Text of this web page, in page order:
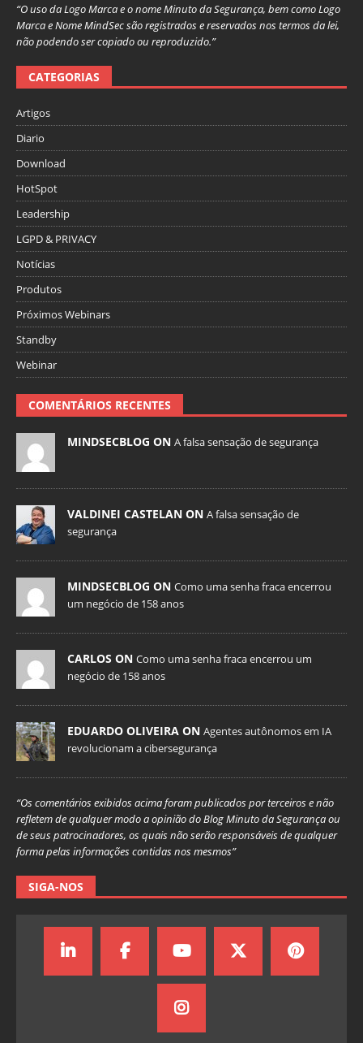
“O uso da Logo Marca e o nome Minuto da Segurança, bem como Logo
Marca e Nome MindSec são registrados e reservados nos termos da lei,
não podendo ser copiado ou reproduzido.”
CATEGORIAS
Artigos
Diario
Download
HotSpot
Leadership
LGPD & PRIVACY
Notícias
Produtos
Próximos Webinars
Standby
Webinar
COMENTÁRIOS RECENTES
MINDSECBLOG ON A falsa sensação de segurança
VALDINEI CASTELAN ON A falsa sensação de
segurança
MINDSECBLOG ON Como uma senha fraca encerrou
um negócio de 158 anos
CARLOS ON Como uma senha fraca encerrou um
negócio de 158 anos
EDUARDO OLIVEIRA ON Agentes autônomos em IA
revolucionam a cibersegurança
“Os comentários exibidos acima foram publicados por terceiros e não
refletem de qualquer modo a opinião do Blog Minuto da Segurança ou
de seus patrocinadores, os quais não serão responsáveis de qualquer
forma pelas informações contidas nos mesmos”
SIGA-NOS